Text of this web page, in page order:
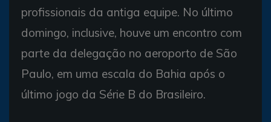
profissionais da antiga equipe. No último
domingo, inclusive, houve um encontro com
parte da delegação no aeroporto de São
Paulo, em uma escala do Bahia após o
último jogo da Série B do Brasileiro.